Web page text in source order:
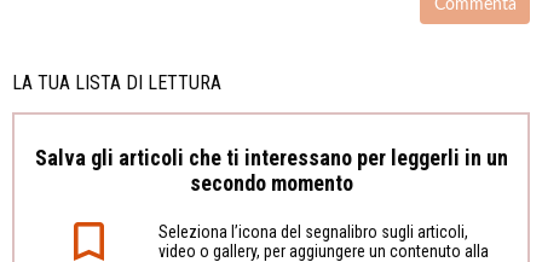
LA TUA LISTA DI LETTURA
Salva gli articoli che ti interessano per leggerli in un
secondo momento
Seleziona l’icona del segnalibro sugli articoli,
video o gallery, per aggiungere un contenuto alla